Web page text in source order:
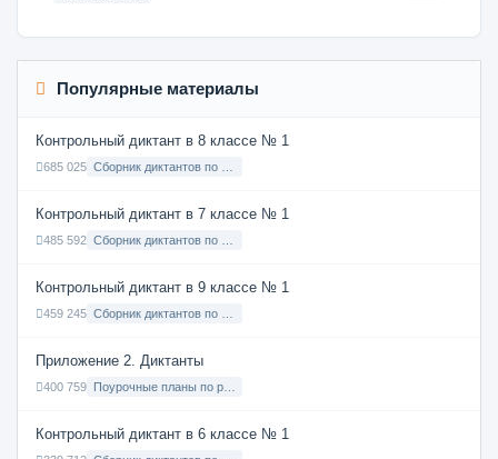
Популярные материалы
Контрольный диктант в 8 классе № 1
685 025
Контрольный диктант в 7 классе № 1
485 592
Контрольный диктант в 9 классе № 1
459 245
Приложение 2. Диктанты
400 759
Контрольный диктант в 6 классе № 1